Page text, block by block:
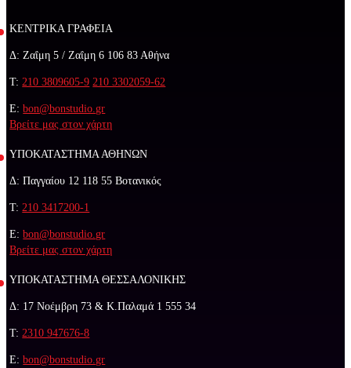
ΚΕΝΤΡΙΚΑ ΓΡΑΦΕΙΑ
Δ: Ζαΐμη 5 / Ζαΐμη 6 106 83 Αθήνα
Τ: 210 3809605-9 210 3302059-62
E:bon@bonstudio.gr
Βρείτε μας στον χάρτη
ΥΠΟΚΑΤΑΣΤΗΜΑ ΑΘΗΝΩΝ
Δ: Παγγαίου 12 118 55 Βοτανικός
Τ: 210 3417200-1
E:bon@bonstudio.gr
Βρείτε μας στον χάρτη
ΥΠΟΚΑΤΑΣΤΗΜΑ ΘΕΣΣΑΛΟΝΙΚΗΣ
Δ: 17 Νοέμβρη 73 & Κ.Παλαμά 1 555 34
Τ: 2310 947676-8
E:bon@bonstudio.gr